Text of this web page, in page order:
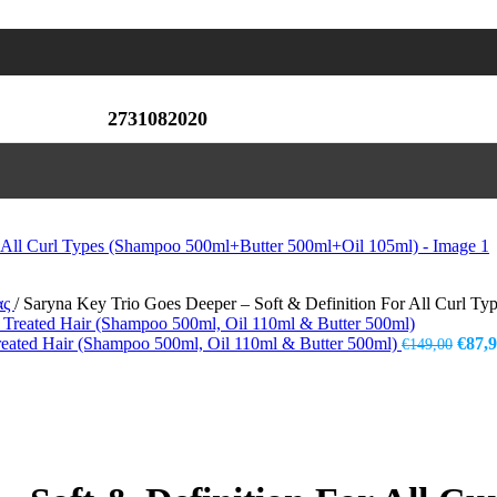
2731082020
/ Saryna Key Trio Goes Deeper – Soft & Definition For All Curl
Hair (Shampoo 500ml, Oil 110ml & Butter 500ml) €149,00 €